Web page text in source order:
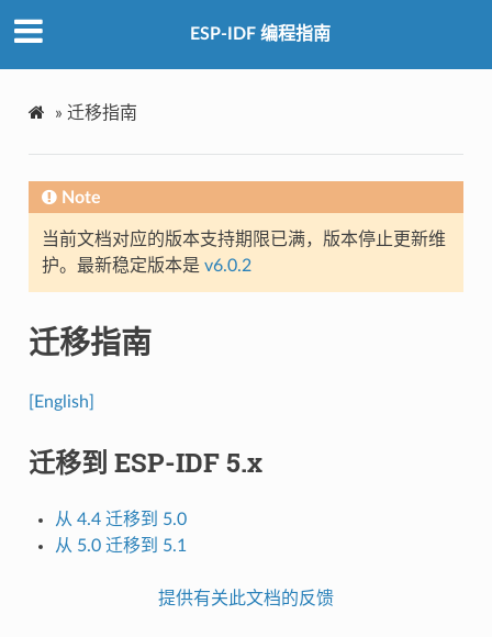
ESP-IDF 编程指南
» 迁移指南
Note
当前文档对应的版本支持期限已满，版本停止更新维
护。最新稳定版本是 v6.0.2
迁移指南
[English]
迁移到 ESP-IDF 5.x
从 4.4 迁移到 5.0
从 5.0 迁移到 5.1
提供有关此文档的反馈